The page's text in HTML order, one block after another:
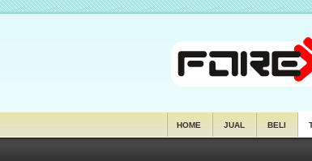
HOME JUAL BELI